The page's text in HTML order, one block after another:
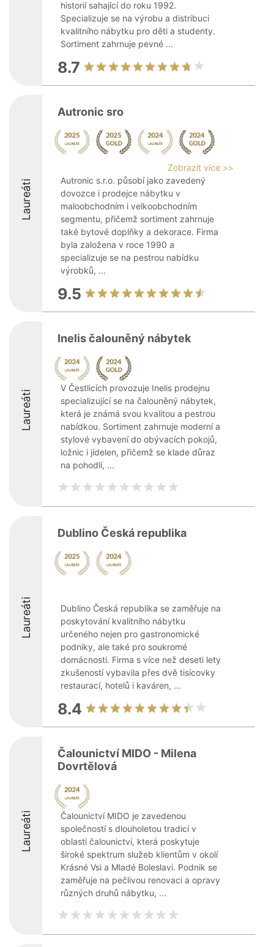
historií sahající do roku 1992.
Specializuje se na výrobu a distribuci
kvalitního nábytku pro děti a studenty.
Sortiment zahrnuje pevné ...
8.7
Laureáti
Autronic sro
Zobrazit více >>
Autronic s.r.o. působí jako zavedený
dovozce i prodejce nábytku v
maloobchodním i velkoobchodním
segmentu, přičemž sortiment zahrnuje
také bytové doplňky a dekorace. Firma
byla založena v roce 1990 a
specializuje se na pestrou nabídku
výrobků, ...
9.5
Laureáti
Inelis čalouněný nábytek
V Čestlicích provozuje Inelis prodejnu
specializující se na čalouněný nábytek,
která je známá svou kvalitou a pestrou
nabídkou. Sortiment zahrnuje moderní a
stylové vybavení do obývacích pokojů,
ložnic i jídelen, přičemž se klade důraz
na pohodlí, ...
Laureáti
Dublino Česká republika
Dublino Česká republika se zaměřuje na
poskytování kvalitního nábytku
určeného nejen pro gastronomické
podniky, ale také pro soukromé
domácnosti. Firma s více než deseti lety
zkušeností vybavila přes dvě tisícovky
restaurací, hotelů i kaváren, ...
8.4
Laureáti
Čalounictví MIDO - Milena
Dovrtělová
Čalounictví MIDO je zavedenou
společností s dlouholetou tradicí v
oblasti čalounictví, která poskytuje
široké spektrum služeb klientům v okolí
Krásné Vsi a Mladé Boleslavi. Podnik se
zaměřuje na pečlivou renovaci a opravy
různých druhů nábytku, ...